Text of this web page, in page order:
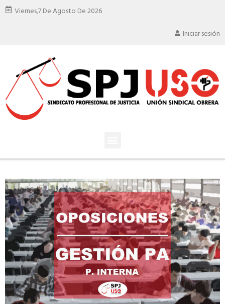
Viernes,7 De Agosto De 2026
Iniciar sesión